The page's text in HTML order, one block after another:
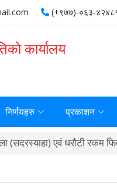
(+९७७)-०६३-
कार्यालय
निर्णयहरु प्रकाशन
(सदरस्याहा) एवं धरौटी रकम